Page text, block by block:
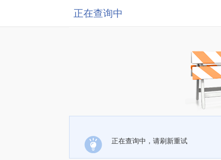
正在查询中
正在查询中，请刷新重试